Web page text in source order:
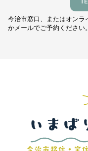
今治市窓口、またはオンラ
かメールでご予約ください。